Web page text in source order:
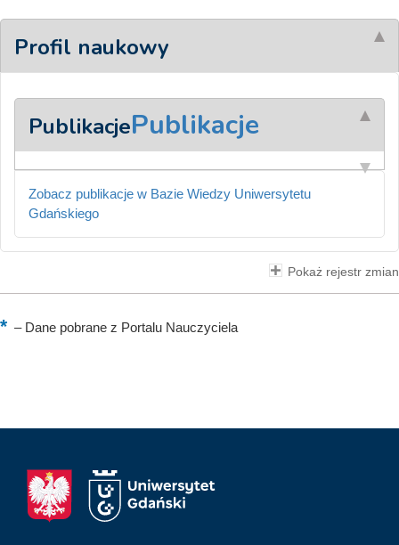
Profil naukowy
PublikacjePublikacje
Zobacz publikacje w Bazie Wiedzy Uniwersytetu
Gdańskiego
Pokaż rejestr zmian
–Dane pobrane z Portalu Nauczyciela